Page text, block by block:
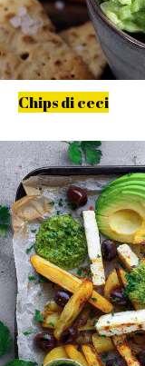
Chips di ceci